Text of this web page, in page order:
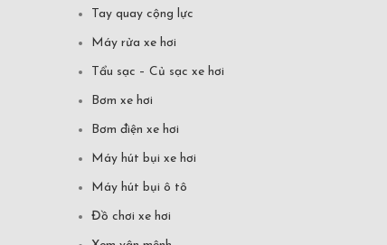
Tay quay cộng lực
Máy rửa xe hơi
Tẩu sạc – Củ sạc xe hơi
Bơm xe hơi
Bơm điện xe hơi
Máy hút bụi xe hơi
Máy hút bụi ô tô
Đồ chơi xe hơi